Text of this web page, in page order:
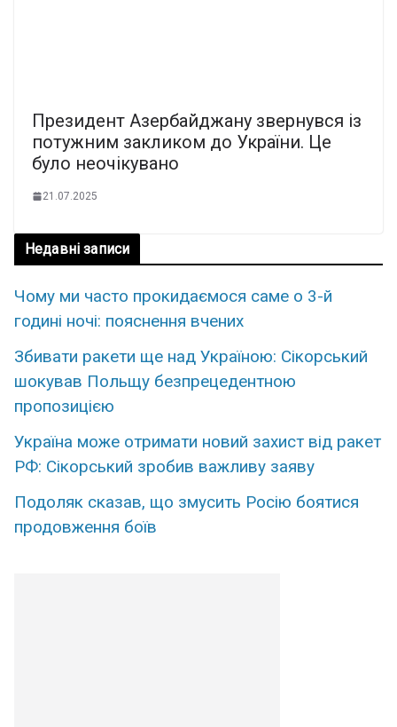
Пpeзидeнт Aзepбaйджaнy звepнyвcя із
пoтyжним зaкликом до Укpaїни. Цe
бyло нeочікyвaно
21.07.2025
Недавні записи
Чому ми часто прокидаємося саме о 3-й
годині ночі: пояснення вчених
Збивати ракети ще над Україною: Сікорський
шокував Польщу безпрецедентною
пропозицією
Україна може отримати новий захист від ракет
РФ: Сікорський зробив важливу заяву
Подоляк сказав, що змусить Росію боятися
продовження боїв